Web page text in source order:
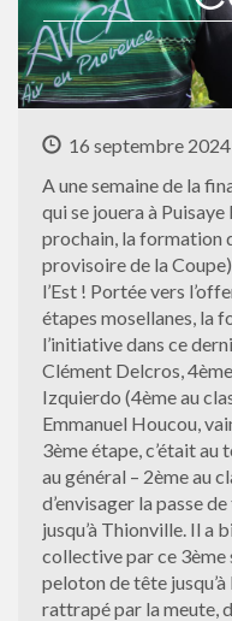
16 septembre 2024
A une semaine de la
qui se jouera à
prochain, la formation
provisoire de la
l’Est ! Portée vers
étapes mosellanes, la
l’initiative dans ce
Clément Delcros,
Izquierdo (4ème au
Emmanuel Houcou,
3ème étape, c’était
au général – 2ème au
d’envisager la passe
jusqu’à Thionville. Il a
collective par ce 3ème
peloton de tête
rattrapé par la meute,